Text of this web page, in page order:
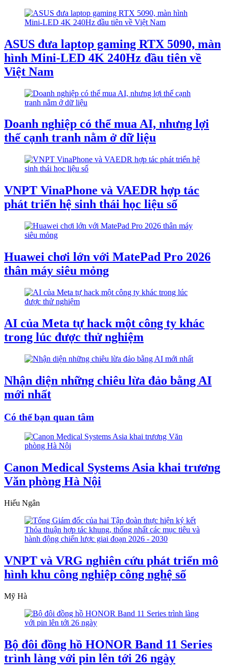
ASUS đưa laptop gaming RTX 5090, màn
hình Mini-LED 4K 240Hz đầu tiên về
Việt Nam
Doanh nghiệp có thể mua AI, nhưng lợi
thế cạnh tranh nằm ở dữ liệu
VNPT VinaPhone và VAEDR hợp tác
phát triển hệ sinh thái học liệu số
Huawei chơi lớn với MatePad Pro 2026
thân máy siêu mỏng
AI của Meta tự hack một công ty khác
trong lúc được thử nghiệm
Nhận diện những chiêu lừa đảo bằng AI
mới nhất
Có thể bạn quan tâm
Canon Medical Systems Asia khai trương
Văn phòng Hà Nội
Hiếu Ngân
VNPT và VRG nghiên cứu phát triển mô
hình khu công nghiệp công nghệ số
Mỹ Hà
Bộ đôi đồng hồ HONOR Band 11 Series
trình làng với pin lên tới 26 ngày